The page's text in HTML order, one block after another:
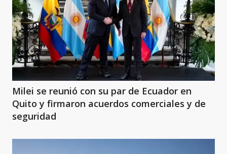
Milei se reunió con su par de Ecuador en
Quito y firmaron acuerdos comerciales y de
seguridad